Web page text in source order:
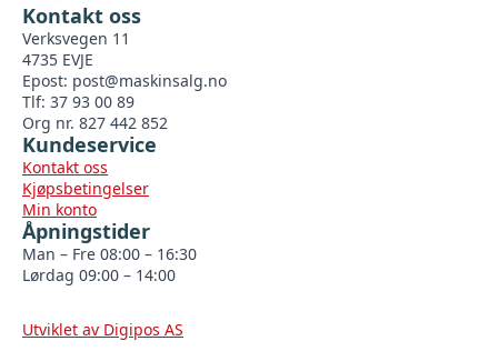
Kontakt oss
Verksvegen 11
4735 EVJE
Epost: post@maskinsalg.no
Tlf: 37 93 00 89
Org nr. 827 442 852
Kundeservice
Kontakt oss
Kjøpsbetingelser
Min konto
Åpningstider
Man – Fre 08:00 – 16:30
Lørdag 09:00 – 14:00
Utviklet av Digipos AS